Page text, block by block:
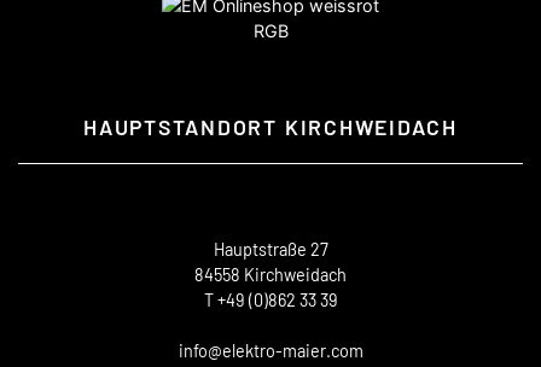
HAUPTSTANDORT KIRCHWEIDACH
Hauptstraße 27
84558 Kirchweidach
T +49 (0)862 33 39
info@elektro-maier.com